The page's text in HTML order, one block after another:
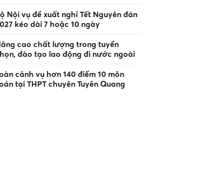
Nội vụ đề xuất nghỉ Tết Nguyên đán
kéo dài 7 hoặc 10 ngày
cao chất lượng trong tuyển
đào tạo lao động đi nước ngoài
cảnh vụ hơn 140 điểm 10 môn
tại THPT chuyên Tuyên Quang